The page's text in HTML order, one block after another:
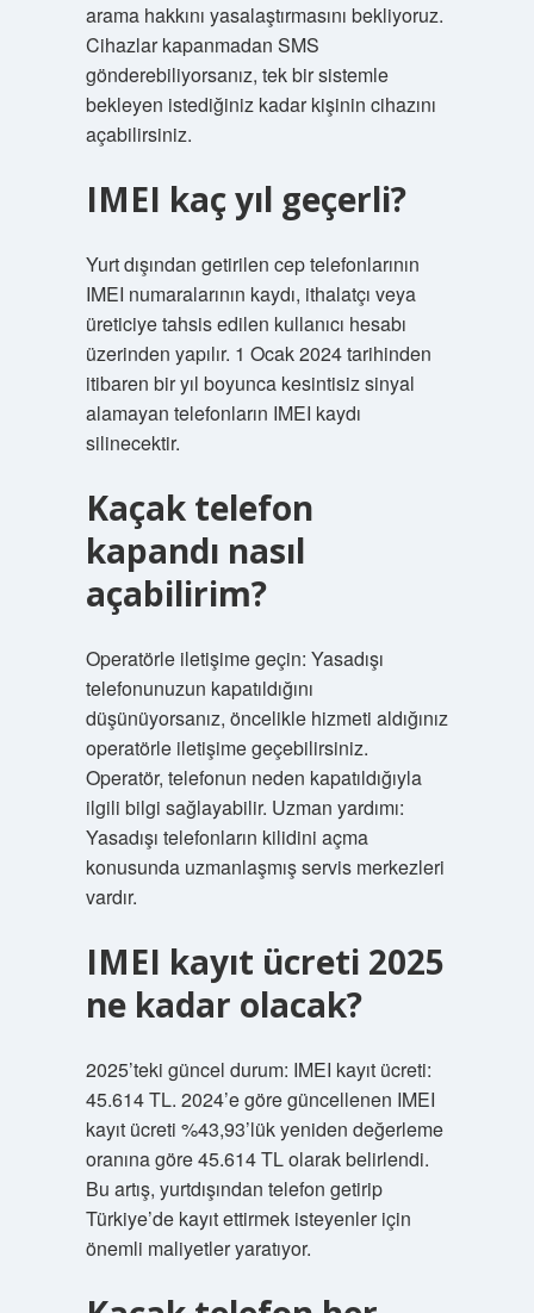
arama hakkını yasalaştırmasını bekliyoruz.
Cihazlar kapanmadan SMS
gönderebiliyorsanız, tek bir sistemle
bekleyen istediğiniz kadar kişinin cihazını
açabilirsiniz.
IMEI kaç yıl geçerli?
Yurt dışından getirilen cep telefonlarının
IMEI numaralarının kaydı, ithalatçı veya
üreticiye tahsis edilen kullanıcı hesabı
üzerinden yapılır. 1 Ocak 2024 tarihinden
itibaren bir yıl boyunca kesintisiz sinyal
alamayan telefonların IMEI kaydı
silinecektir.
Kaçak telefon
kapandı nasıl
açabilirim?
Operatörle iletişime geçin: Yasadışı
telefonunuzun kapatıldığını
düşünüyorsanız, öncelikle hizmeti aldığınız
operatörle iletişime geçebilirsiniz.
Operatör, telefonun neden kapatıldığıyla
ilgili bilgi sağlayabilir. Uzman yardımı:
Yasadışı telefonların kilidini açma
konusunda uzmanlaşmış servis merkezleri
vardır.
IMEI kayıt ücreti 2025
ne kadar olacak?
2025’teki güncel durum: IMEI kayıt ücreti:
45.614 TL. 2024’e göre güncellenen IMEI
kayıt ücreti %43,93’lük yeniden değerleme
oranına göre 45.614 TL olarak belirlendi.
Bu artış, yurtdışından telefon getirip
Türkiye’de kayıt ettirmek isteyenler için
önemli maliyetler yaratıyor.